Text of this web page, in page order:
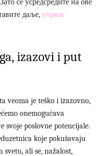
се усредсредите на ове
даље, упркос
izazovi i put
veoma je teško i izazovno,
onemogućava
svoje poslovne potencijale.
koje pokušavaju
ali se, nažalost,